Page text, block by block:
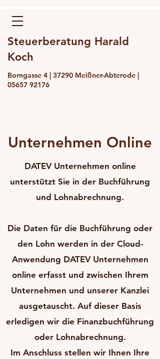
Steuerberatung Harald
Koch
Borngasse 4 | 37290 Meißner-Abterode |
05657 92176
Unternehmen Online
DATEV Unternehmen online
unterstützt Sie in der Buchführung
und Lohnabrechnung.
Die Daten für die Buchführung oder
den Lohn werden in der Cloud-
Anwendung DATEV Unternehmen
online erfasst und zwischen Ihrem
Unternehmen und unserer Kanzlei
ausgetauscht. Auf dieser Basis
erledigen wir die Finanzbuchführung
oder Lohnabrechnung.
Im Anschluss stellen wir Ihnen Ihre